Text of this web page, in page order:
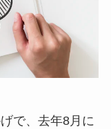
で、去年8月に